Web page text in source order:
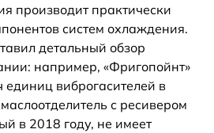
производит практически
систем охлаждения.
детальный обзор
например, «Фригопойнт»
единиц виброгасителей в
с ресивером
в 2018 году, не имеет